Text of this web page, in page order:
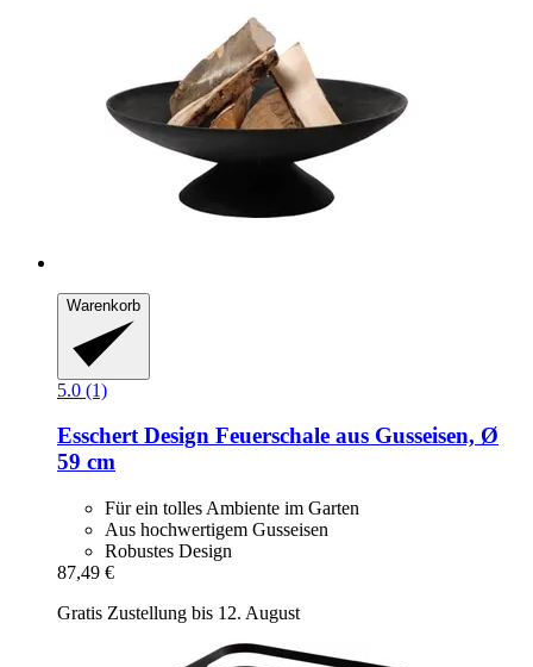
Warenkorb
5.0 (1)
Esschert Design Feuerschale aus Gusseisen, Ø
59 cm
Für ein tolles Ambiente im Garten
Aus hochwertigem Gusseisen
Robustes Design
87,49 €
Gratis Zustellung bis 12. August